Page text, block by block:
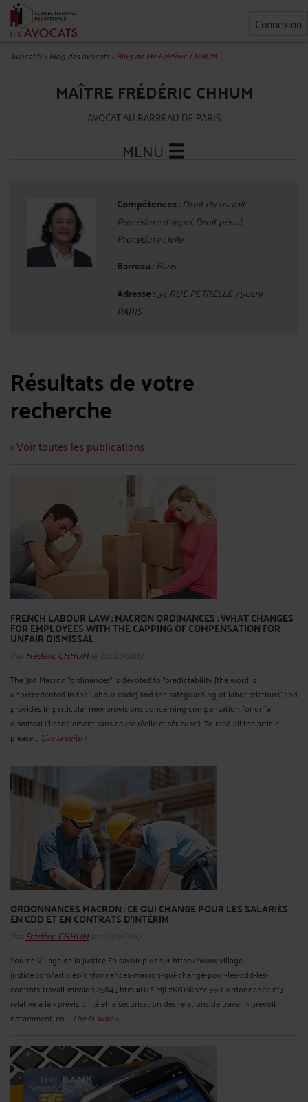
Connexion
Avocat.fr>Blog des avocats>Blog de Me Frédéric CHHUM
MAÎTRE FRÉDÉRIC CHHUM
AVOCAT AU BARREAU DE PARIS
MENU
Compétences : Droit du travail,
Procédure d'appel, Droit pénal,
Procédure civile
Barreau : Paris
Adresse :34 RUE PETRELLE 75009
PARIS
Résultats de votre
recherche
< Voir toutes les publications
FRENCH LABOUR LAW : MACRON ORDINANCES : WHAT CHANGES
FOR EMPLOYEES WITH THE CAPPING OF COMPENSATION FOR
UNFAIR DISMISSAL
Par Frédéric CHHUMle 20/09/2017
The 3rd Macron “ordinances” is devoted to "predictability [the word is
unprecedented in the Labour code] and the safeguarding of labor relations" and
provides in particular new provisions concerning compensation for unfair
dismissal (“licenciement sans cause réelle et sérieuse”). To read all the article
please ... Lire la suite >
ORDONNANCES MACRON : CE QUI CHANGE POUR LES SALARIÉS
EN CDD ET EN CONTRATS D’INTÉRIM
Par Frédéric CHHUMle 12/09/2017
Source Village de la justice En savoir plus sur https://www.village-
justice.com/articles/ordonnances-macron-qui-change-pour-les-cdd-les-
contrats-travail-mission,25845.html#U7FlMjLzKG1skhYc.99 L’ordonnance n°3
relative à la « prévisibilité et la sécurisation des relations de travail » prévoit
notamment, en ... Lire la suite >